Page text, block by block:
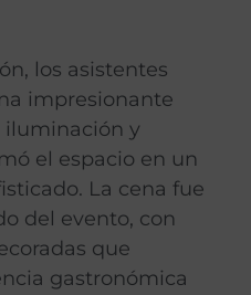
los asistentes
impresionante
iluminación y
el espacio en un
La cena fue
del evento, con
que
gastronómica